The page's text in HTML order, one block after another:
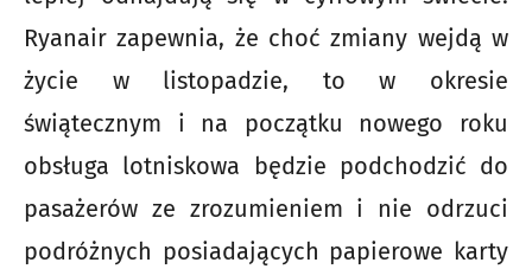
Ryanair zapewnia, że choć zmiany wejdą w
życie w listopadzie, to w okresie
świątecznym i na początku nowego roku
obsługa lotniskowa będzie podchodzić do
pasażerów ze zrozumieniem i nie odrzuci
podróżnych posiadających papierowe karty